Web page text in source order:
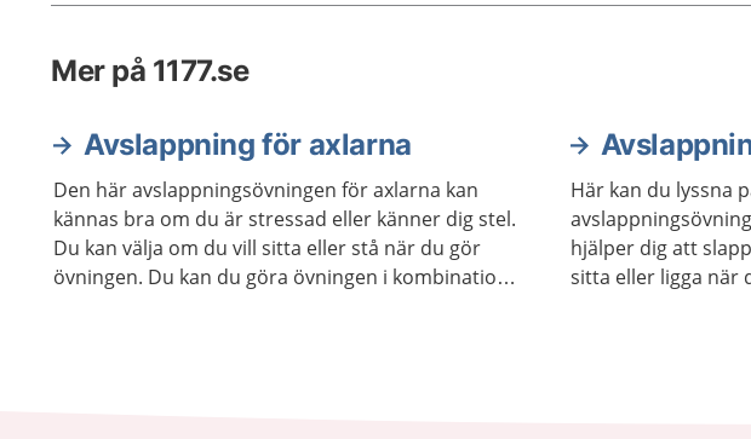
Mer på 1177.se
Avslappning för axlarna
Den här avslappningsövningen för axlarna kan
kännas bra om du är stressad eller känner dig stel.
Du kan välja om du vill sitta eller stå när du gör
övningen. Du kan du göra övningen i kombination
Här kan du lyssna
hjälper dig att
sitta eller ligga när